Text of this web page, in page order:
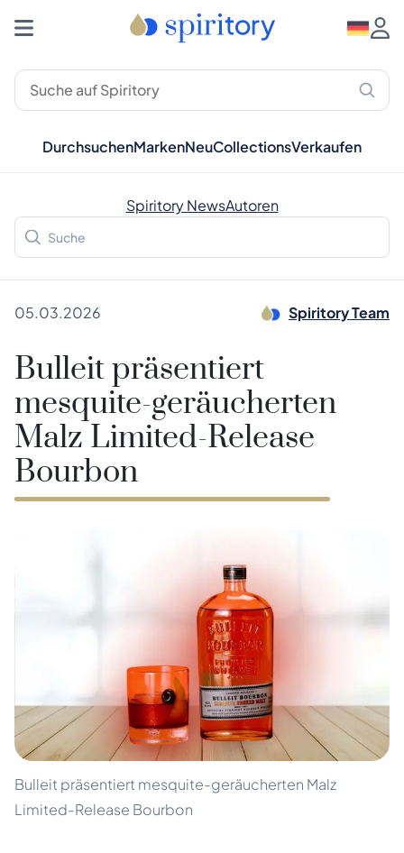
DurchsuchenMarkenNeuCollectionsVerkaufen
Spiritory NewsAutoren
05.03.2026 Spiritory Team
Bulleit präsentiert
mesquite-geräucherten
Malz Limited-Release
Bourbon
Bulleit präsentiert mesquite-geräucherten Malz
Limited-Release Bourbon